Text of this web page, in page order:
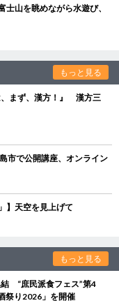
山を眺めながら水遊び、
もっと見る
、まず、漢方！』 漢方三
市で公開講座、オンライン
】天空を見上げて
もっと見る
“庶民派食フェス”第4
祭り2026」を開催